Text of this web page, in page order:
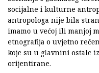
socijalne i kulturne
antropologa nije bila
imamo u većoj ili manjoj
etnografija o uvjetno
koje su u glavnini ostale
orijentirane.